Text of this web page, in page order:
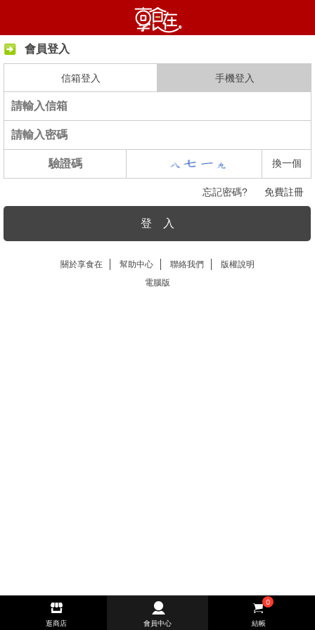
會員登入
信箱登入 手機登入
換一個
忘記密碼? 免費註冊
登 入
關於享食在 幫助中心 聯絡我們
版權說明
電腦版
逛商店 會員中心
0
結帳